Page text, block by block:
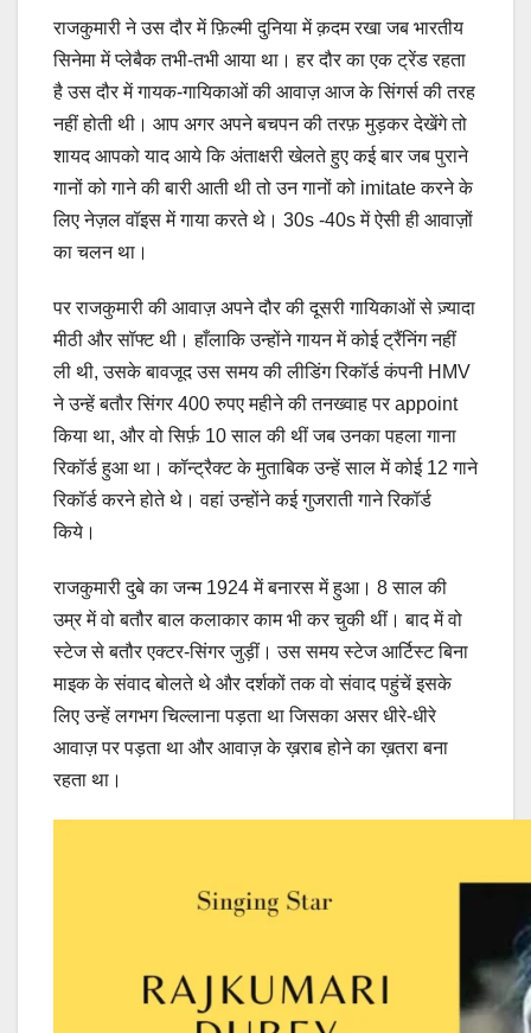
राजकुमारी ने उस दौर में फ़िल्मी दुनिया में क़दम रखा जब भारतीय
सिनेमा में प्लेबैक तभी-तभी आया था। हर दौर का एक ट्रेंड रहता
है उस दौर में गायक-गायिकाओं की आवाज़ आज के सिंगर्स की तरह
नहीं होती थी। आप अगर अपने बचपन की तरफ़ मुड़कर देखेंगे तो
शायद आपको याद आये कि अंताक्षरी खेलते हुए कई बार जब पुराने
गानों को गाने की बारी आती थी तो उन गानों को imitate करने के
लिए नेज़ल वॉइस में गाया करते थे। 30s -40s में ऐसी ही आवाज़ों
का चलन था।
पर राजकुमारी की आवाज़ अपने दौर की दूसरी गायिकाओं से ज़्यादा
मीठी और सॉफ्ट थी। हाँलाकि उन्होंने गायन में कोई ट्रैंनिंग नहीं
ली थी, उसके बावजूद उस समय की लीडिंग रिकॉर्ड कंपनी HMV
ने उन्हें बतौर सिंगर 400 रुपए महीने की तनख्वाह पर appoint
किया था, और वो सिर्फ़ 10 साल की थीं जब उनका पहला गाना
रिकॉर्ड हुआ था। कॉन्ट्रैक्ट के मुताबिक उन्हें साल में कोई 12 गाने
रिकॉर्ड करने होते थे। वहां उन्होंने कई गुजराती गाने रिकॉर्ड
किये।
राजकुमारी दुबे का जन्म 1924 में बनारस में हुआ। 8 साल की
उम्र में वो बतौर बाल कलाकार काम भी कर चुकी थीं। बाद में वो
स्टेज से बतौर एक्टर-सिंगर जुड़ीं। उस समय स्टेज आर्टिस्ट बिना
माइक के संवाद बोलते थे और दर्शकों तक वो संवाद पहुंचें इसके
लिए उन्हें लगभग चिल्लाना पड़ता था जिसका असर धीरे-धीरे
आवाज़ पर पड़ता था और आवाज़ के ख़राब होने का ख़तरा बना
रहता था।